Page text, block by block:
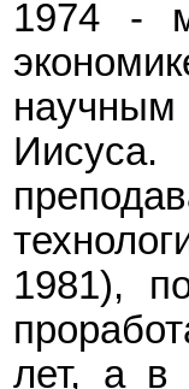
1974 -
1981),
лет, а в